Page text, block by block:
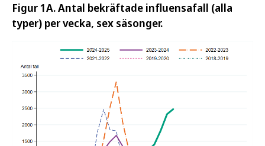
Figur 1A. Antal bekräftade influensafall (alla
typer) per vecka, sex säsonger.